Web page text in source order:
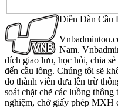
Diễn Đàn Cầu
Nam.
đích giao lưu, học hỏi, chia
đến cầu lông. Chúng tôi sẽ
do thành viên đưa lên trừ
soát chặt chẽ các luồng
nghiệm, chờ giấy phép MXH